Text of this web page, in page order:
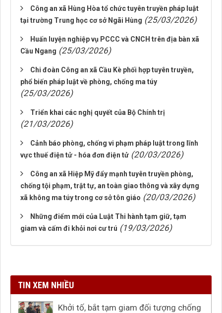
Công an xã Hùng Hòa tổ chức tuyên truyền pháp luật
tại trường Trung học cơ sở Ngãi Hùng (25/03/2026)
Huấn luyện nghiệp vụ PCCC và CNCH trên địa bàn xã
Cầu Ngang (25/03/2026)
Chi đoàn Công an xã Cầu Kè phối hợp tuyên truyền,
phổ biến pháp luật về phòng, chống ma túy
(25/03/2026)
Triển khai các nghị quyết của Bộ Chính trị
(21/03/2026)
Cảnh báo phòng, chống vi phạm pháp luật trong lĩnh
vực thuế điện tử - hóa đơn điện tử (20/03/2026)
Công an xã Hiệp Mỹ đẩy mạnh tuyên truyền phòng,
chống tội phạm, trật tự, an toàn giao thông và xây dựng
xã không ma túy trong cơ sở tôn giáo (20/03/2026)
Những điểm mới của Luật Thi hành tạm giữ, tạm
giam và cấm đi khỏi nơi cư trú (19/03/2026)
TIN XEM NHIỀU
Khởi tố, bắt tạm giam đối tượng chống